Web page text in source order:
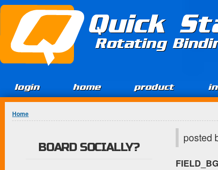
Jump to Content
Quick
Rotating
login home product
You are here
Home
posted
BOARD SOCIALLY?